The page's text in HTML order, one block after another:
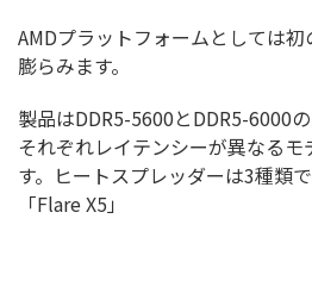
AMDプラットフォームとしては
膨らみます。
製品はDDR5-5600とDDR5-6000
それぞれレイテンシーが異なる
す。ヒートスプレッダーは3種類
「Flare X5」